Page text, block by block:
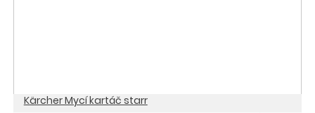
Kärcher Mycí kartáč starr